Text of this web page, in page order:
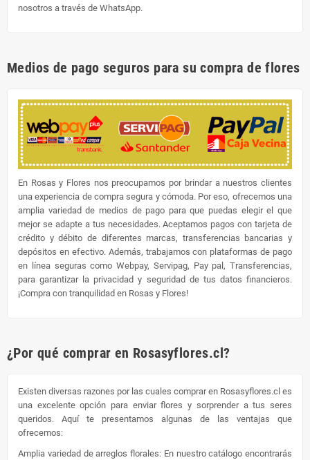
nosotros a través de WhatsApp.
Medios de pago seguros para su compra de flores
En Rosas y Flores nos preocupamos por brindar a nuestros clientes
una experiencia de compra segura y cómoda. Por eso, ofrecemos una
amplia variedad de medios de pago para que puedas elegir el que
mejor se adapte a tus necesidades. Aceptamos pagos con tarjeta de
crédito y débito de diferentes marcas, transferencias bancarias y
depósitos en efectivo. Además, trabajamos con plataformas de pago
en línea seguras como Webpay, Servipag, Pay pal, Transferencias,
para garantizar la privacidad y seguridad de tus datos financieros.
¡Compra con tranquilidad en Rosas y Flores!
¿Por qué comprar en Rosasyflores.cl?
Existen diversas razones por las cuales comprar en Rosasyflores.cl es
una excelente opción para enviar flores y sorprender a tus seres
queridos. Aquí te presentamos algunas de las ventajas que
ofrecemos:
Amplia variedad de arreglos florales: En nuestro catálogo encontrarás